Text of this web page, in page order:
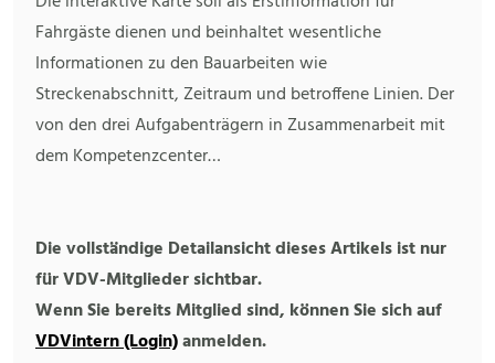
Fahrgäste dienen und beinhaltet wesentliche
Informationen zu den Bauarbeiten wie
Streckenabschnitt, Zeitraum und betroffene Linien. Der
von den drei Aufgabenträgern in Zusammenarbeit mit
dem Kompetenzcenter…
Die vollständige Detailansicht dieses Artikels ist nur
für VDV-Mitglieder sichtbar.
Wenn Sie bereits Mitglied sind, können Sie sich auf
VDVintern (Login)anmelden.